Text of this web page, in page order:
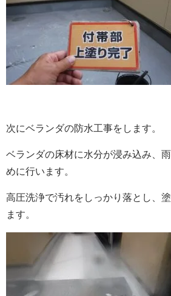
次にベランダの防水工事をします。
ベランダの床材に水分が浸み込み、
めに行います。
高圧洗浄で汚れをしっかり落とし、
ます。